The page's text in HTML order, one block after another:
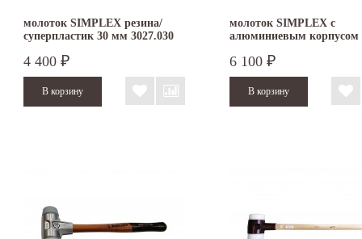
молоток SIMPLEX резина/
суперпластик 30 мм 3027.030
4 400 ₽
молоток SIMPLEX с
алюминиевым корпусом
3127.030
6 100 ₽